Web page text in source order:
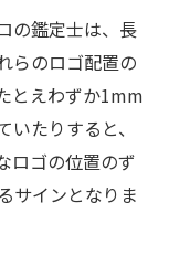
の鑑定士は、長
らのロゴ配置の
とえわずか1mm
たりすると、
ロゴの位置のず
サインとなりま